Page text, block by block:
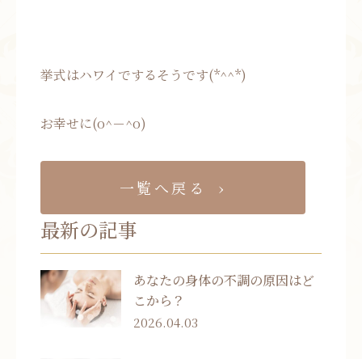
挙式はハワイでするそうです(*^^*)
お幸せに(o^－^o)
一覧へ戻る
最新の記事
あなたの身体の不調の原因はど
こから？
2026.04.03